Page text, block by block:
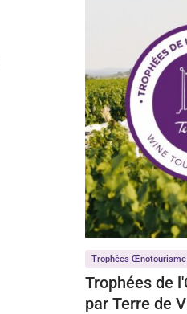
Trophées Œnotourisme
Trophées de
par Terre de